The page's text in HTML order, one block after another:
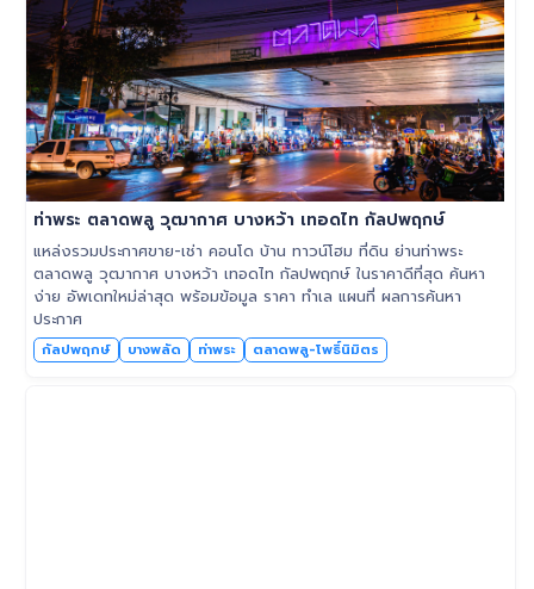
ท่าพระ ตลาดพลู วุฒากาศ บางหว้า เทอดไท กัลปพฤกษ์
แหล่งรวมประกาศขาย-เช่า คอนโด บ้าน ทาวน์โฮม ที่ดิน ย่านท่าพระ
ตลาดพลู วุฒากาศ บางหว้า เทอดไท กัลปพฤกษ์ ในราคาดีที่สุด ค้นหา
ง่าย อัพเดทใหม่ล่าสุด พร้อมข้อมูล ราคา ทำเล แผนที่ ผลการค้นหา
ประกาศ
กัลปพฤกษ์ บางพลัด ท่าพระ ตลาดพลู-โพธิ์นิมิตร